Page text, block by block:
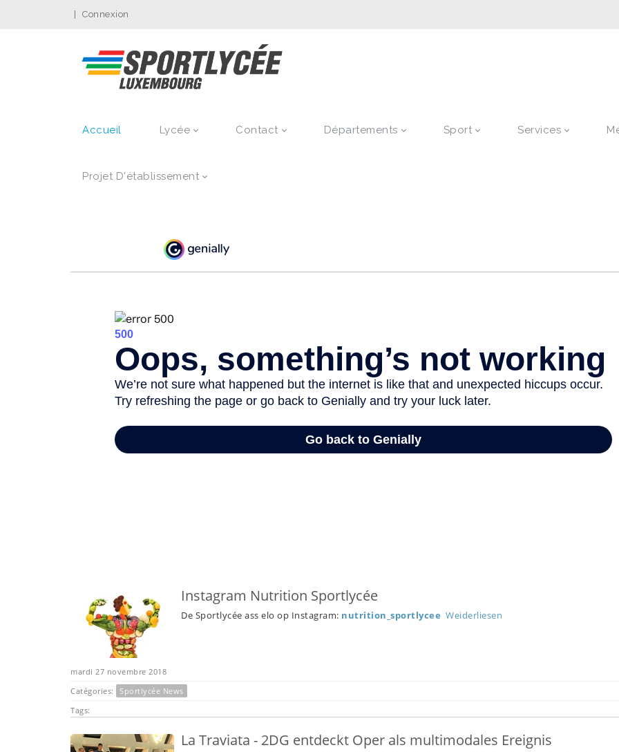
Connexion
Accueil Lycée Contact Départements Sport Services
Projet D'établissement
Instagram Nutrition Sportlycée
De Sportlycée ass elo op Instagram: nutrition_sportlycee Weiderliesen
mardi 27 novembre 2018
Catégories:
Sportlycée News
Tags:
La Traviata - 2DG entdeckt Oper als multimodales Ereignis